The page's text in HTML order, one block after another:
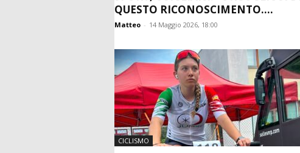
QUESTO RICONOSCIMENTO....
Matteo - 14 Maggio 2026, 18:00
CICLISMO